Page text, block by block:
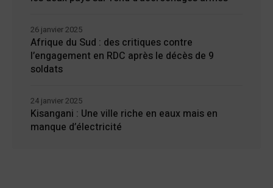
Afrique du Sud : des critiques contre
l’engagement en RDC après le décès de 9
soldats
26 janvier 2025
Kisangani : Une ville riche en eaux mais en
manque d’électricité
24 janvier 2025